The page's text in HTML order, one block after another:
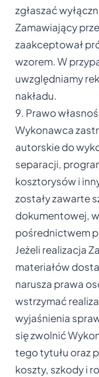
zgłaszać
Zamawiający
zaakceptował
wzorem. W
uwzględniamy
nakładu.
9. Prawo
Wykonawca
autorskie do
separacji,
kosztorysów i
zostały zawarte
dokumentowej,
pośrednictwem
Jeżeli realizacja
materiałów
narusza prawa
wstrzymać
wyjaśnienia
się zwolnić
tego tytułu oraz
koszty, szkody i